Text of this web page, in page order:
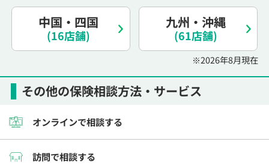
（オンライン保険相談専用）
0120-987-110
平日 / 土日祝日 10:00〜17:00（通話無料）
※受付時間外にご予約をいただいた場合は、
翌営業日のご連絡となります
その他の保険相談方法・サービス
オンラインで相談する
訪問で相談する
中国・四国
(16店舗)
九州・沖縄
(61店舗)
※2026年8月現在